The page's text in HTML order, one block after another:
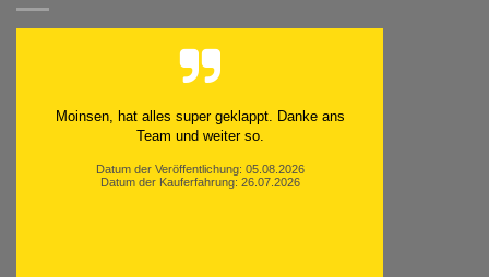
Moinsen, hat alles super geklappt. Danke ans
Team und weiter so.
Datum der Veröffentlichung: 05.08.2026
Datum der Kauferfahrung: 26.07.2026